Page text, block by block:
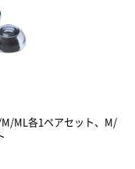
ML各1ペアセット、M/